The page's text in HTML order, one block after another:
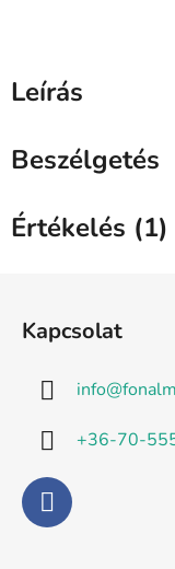
Leírás
Beszélgetés
Értékelés (1)
Kapcsolat
info@
+36-70-